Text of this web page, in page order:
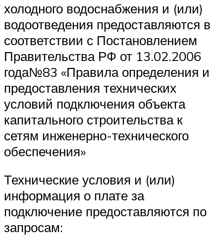
холодного водоснабжения и (или)
водоотведения предоставляются в
соответствии с Постановлением
Правительства РФ от 13.02.2006
года№83 «Правила определения и
предоставления технических
условий подключения объекта
капитального строительства к
сетям инженерно-технического
обеспечения»
Технические условия и (или)
информация о плате за
подключение предоставляются по
запросам: